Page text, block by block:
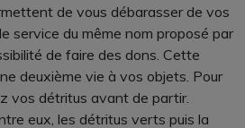
de vous débarasser de vos
service du même nom proposé par
de faire des dons. Cette
deuxième vie à vos objets. Pour
vos détritus avant de partir.
eux, les détritus verts puis la